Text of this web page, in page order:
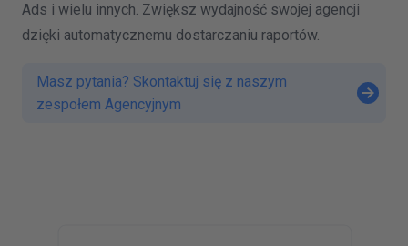
Ads i wielu innych. Zwiększ wydajność swojej agencji
dzięki automatycznemu dostarczaniu raportów.
Masz pytania? Skontaktuj się z naszym
zespołem Agencyjnym